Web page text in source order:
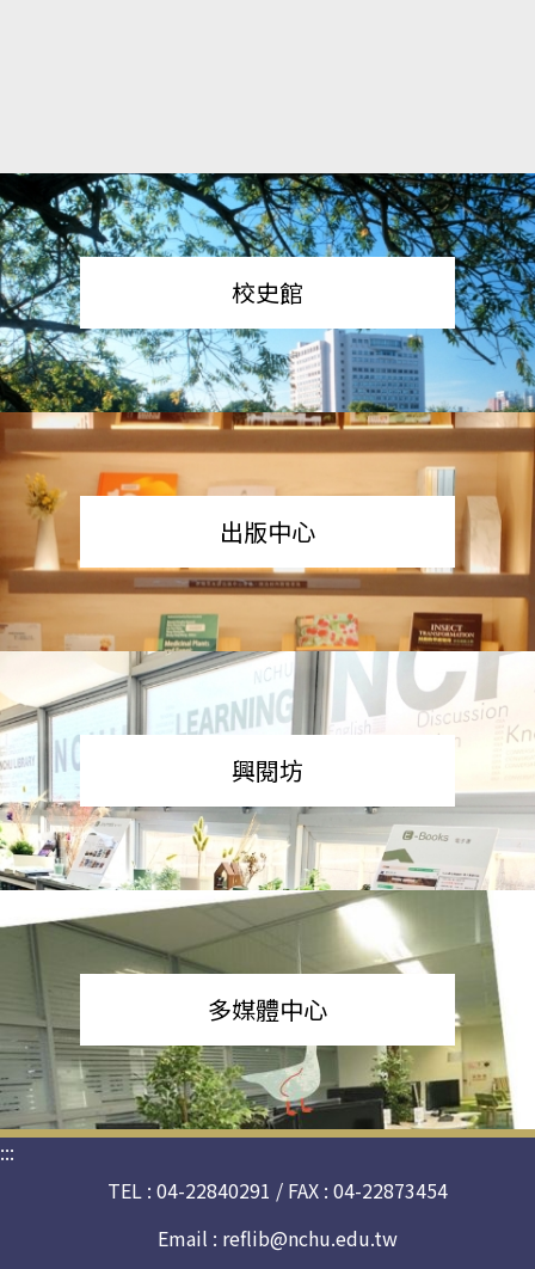
校史館
出版中心
興閱坊
多媒體中心
:::
TEL : 04-22840291 / FAX : 04-22873454
Email : reflib@nchu.edu.tw